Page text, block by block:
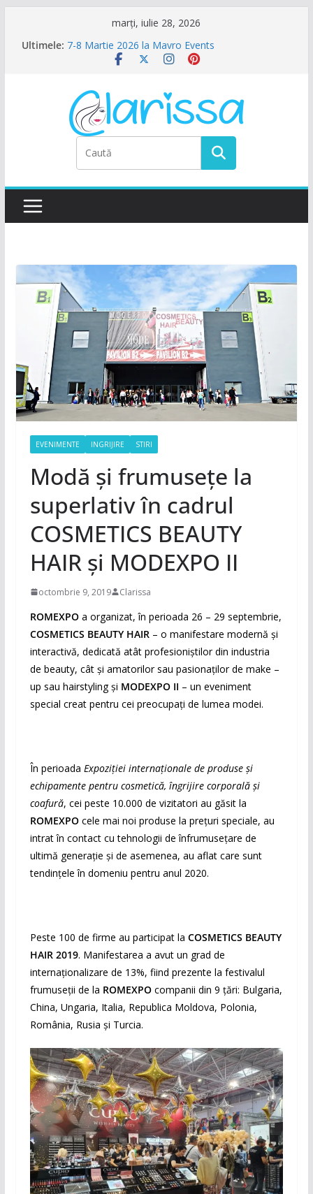
marți, iulie 28, 2026
Ultimele:
Petrecere de Ziua Femeii la La Nasu
7-8 Martie 2026 la Mavro Events
Ziua Femeii la Amalfi Alegria
Ziua Femeii se sarbatoreste La Teatru. La
Calinescu!
EVENIMENTE INGRIJIRE STIRI
Modă și frumusețe la
superlativ în cadrul
COSMETICS BEAUTY
HAIR și MODEXPO II
octombrie 9, 2019 Clarissa
ROMEXPOa organizat, în perioada 26 – 29 septembrie,
COSMETICS BEAUTY HAIR– o manifestare modernă și
interactivă, dedicată atât profesioniștilor din industria
de beauty, cât și amatorilor sau pasionaților de make –
up sau hairstyling și MODEXPO II – un eveniment
special creat pentru cei preocupați de lumea modei.
În perioada Expoziției internaționale de produse și
echipamente pentru cosmetică, îngrijire corporală și
coafură, cei peste 10.000 de vizitatori au găsit la
ROMEXPOcele mai noi produse la prețuri speciale, au
intrat în contact cu tehnologii de înfrumusețare de
ultimă generație și de asemenea, au aflat care sunt
tendințele în domeniu pentru anul 2020.
Peste 100 de firme au participat la COSMETICS BEAUTY
HAIR 2019. Manifestarea a avut un grad de
internaționalizare de 13%, fiind prezente la festivalul
frumuseții de la ROMEXPO companii din 9 țări: Bulgaria,
China, Ungaria, Italia, Republica Moldova, Polonia,
România, Rusia și Turcia.